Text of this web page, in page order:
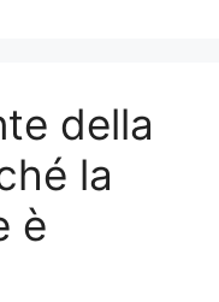
della
la
è